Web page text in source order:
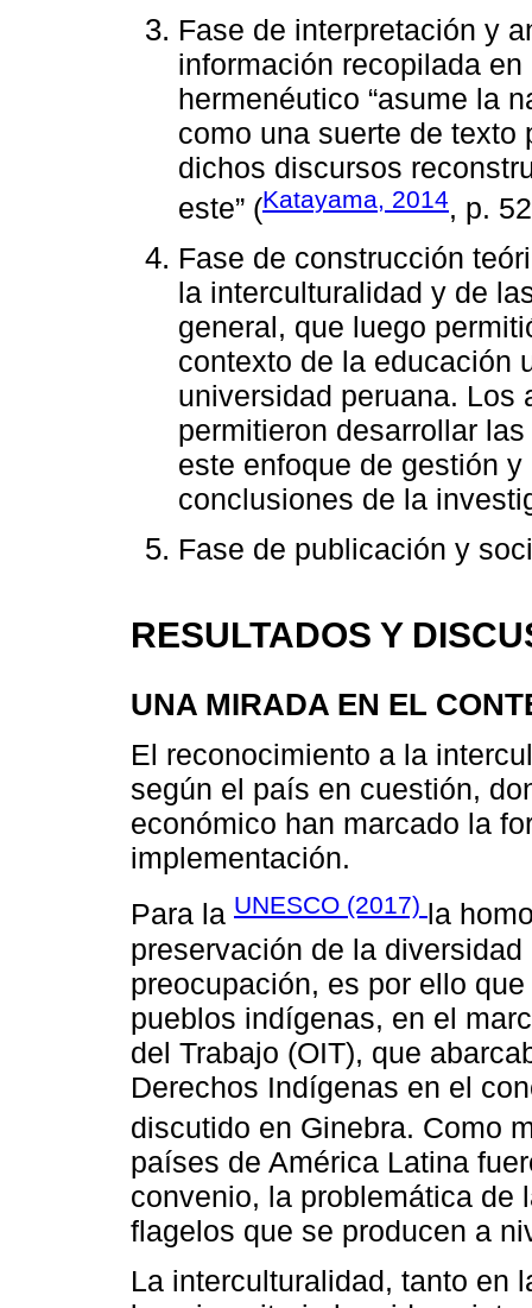
Fase de interpretación y
información recopilada
hermenéutico “asume la
como una suerte de texto
dichos discursos
este” (Katayama, 2014, p.
Fase de construcción
la interculturalidad y de
general, que luego
contexto de la educación
universidad peruana. Los
permitieron desarrollar
este enfoque de gestión
conclusiones de la
Fase de publicación y
RESULTADOS Y
UNA MIRADA EN EL
El reconocimiento a la
según el país en cuestión,
económico han marcado la
implementación.
Para la UNESCO (2017) la
preservación de la
preocupación, es por ello
pueblos indígenas, en el
del Trabajo (OIT), que
Derechos Indígenas en el
discutido en Ginebra. Como
países de América Latina
convenio, la problemática de
flagelos que se producen a
La interculturalidad, tanto en